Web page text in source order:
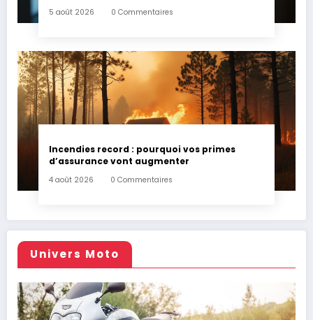
5 août 2026 0 Commentaires
Incendies record : pourquoi vos primes
d’assurance vont augmenter
4 août 2026 0 Commentaires
Univers Moto